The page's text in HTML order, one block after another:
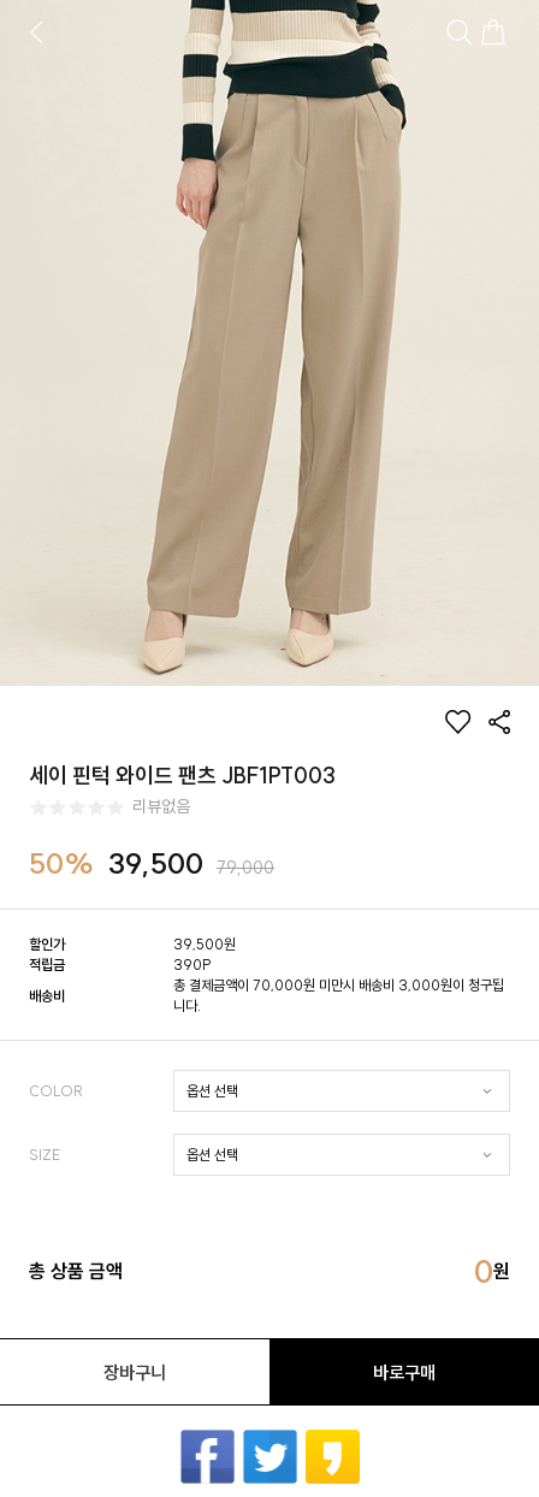
세이 핀턱 와이드 팬츠 JBF1PT003
리뷰없음
50% 39,500 79,000
할인가 39,500원
적립금
390P
배송비
총 결제금액이 70,000원 미만시 배송비 3,000원이 청구됩
니다.
COLOR
SIZE
총 상품 금액 0
장바구니 바로구매